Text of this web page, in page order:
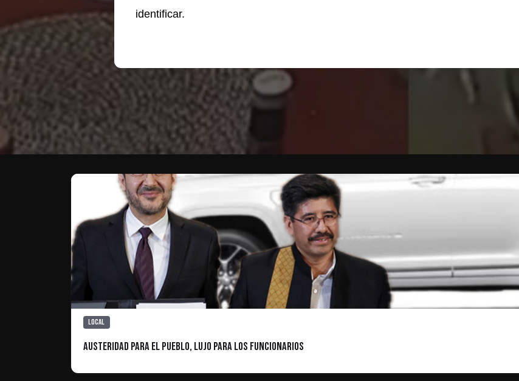
identificar.
Te puede interesar
Local
Austeridad para el pueblo, lujo para los funcionarios